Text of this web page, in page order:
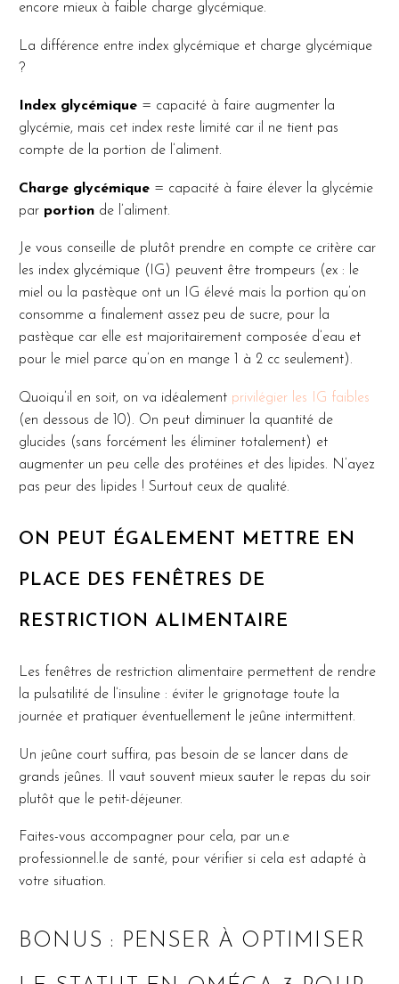
encore mieux à faible charge glycémique.
La différence entre index glycémique et charge glycémique
?
Index glycémique = capacité à faire augmenter la
glycémie, mais cet index reste limité car il ne tient pas
compte de la portion de l’aliment.
Charge glycémique = capacité à faire élever la glycémie
par portion de l’aliment.
Je vous conseille de plutôt prendre en compte ce critère car
les index glycémique (IG) peuvent être trompeurs (ex : le
miel ou la pastèque ont un IG élevé mais la portion qu’on
consomme a finalement assez peu de sucre, pour la
pastèque car elle est majoritairement composée d’eau et
pour le miel parce qu’on en mange 1 à 2 cc seulement).
Quoiqu’il en soit, on va idéalement privilégier les IG faibles
(en dessous de 10). On peut diminuer la quantité de
glucides (sans forcément les éliminer totalement) et
augmenter un peu celle des protéines et des lipides. N’ayez
pas peur des lipides ! Surtout ceux de qualité.
ON PEUT ÉGALEMENT METTRE EN
PLACE DES FENÊTRES DE
RESTRICTION ALIMENTAIRE
Les fenêtres de restriction alimentaire permettent de rendre
la pulsatilité de l’insuline : éviter le grignotage toute la
journée et pratiquer éventuellement le jeûne intermittent.
Un jeûne court suffira, pas besoin de se lancer dans de
grands jeûnes. Il vaut souvent mieux sauter le repas du soir
plutôt que le petit-déjeuner.
Faites-vous accompagner pour cela, par un.e
professionnel.le de santé, pour vérifier si cela est adapté à
votre situation.
BONUS : PENSER À OPTIMISER